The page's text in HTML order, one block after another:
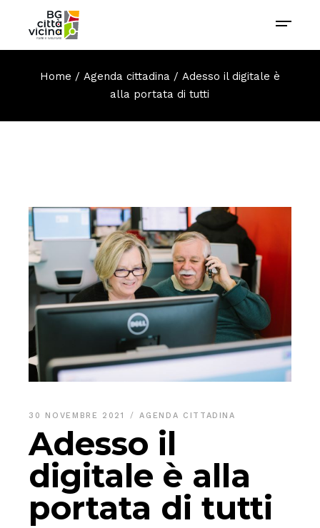
Home Agenda cittadina
Adesso il digitale è
alla portata di tutti
30 NOVEMBRE 2021 AGENDA CITTADINA
Adesso il
digitale è alla
portata di tutti